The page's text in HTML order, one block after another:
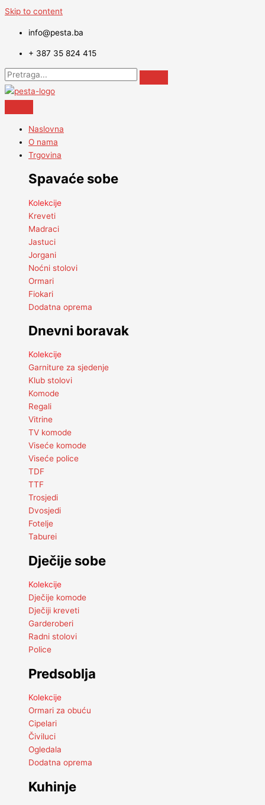
Skip to content
info@pesta.ba
+ 387 35 824 415
Naslovna
O nama
Trgovina
Spavaće sobe
Kolekcije
Kreveti
Madraci
Jastuci
Jorgani
Noćni stolovi
Ormari
Fiokari
Dodatna oprema
Dnevni boravak
Kolekcije
Garniture za sjedenje
Klub stolovi
Komode
Regali
Vitrine
TV komode
Viseće komode
Viseće police
TDF
TTF
Trosjedi
Dvosjedi
Fotelje
Taburei
Dječije sobe
Kolekcije
Dječije komode
Dječiji kreveti
Garderoberi
Radni stolovi
Police
Predsoblja
Kolekcije
Ormari za obuću
Cipelari
Čiviluci
Ogledala
Dodatna oprema
Kuhinje